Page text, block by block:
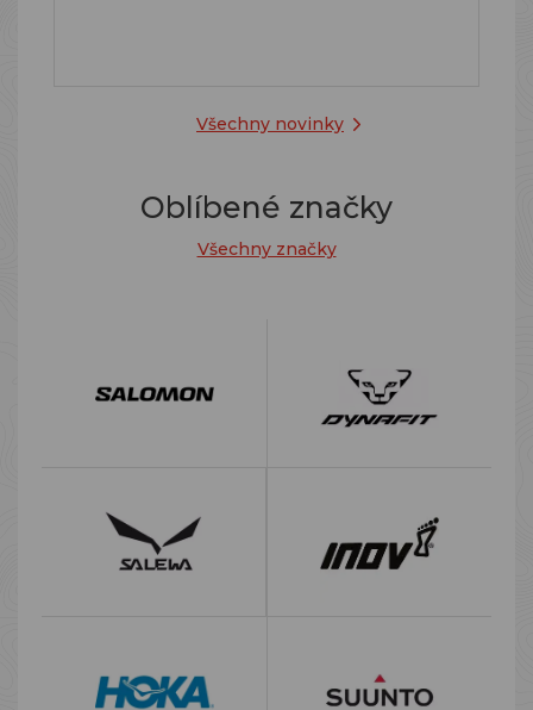
Všechny novinky
Oblíbené značky
Všechny značky